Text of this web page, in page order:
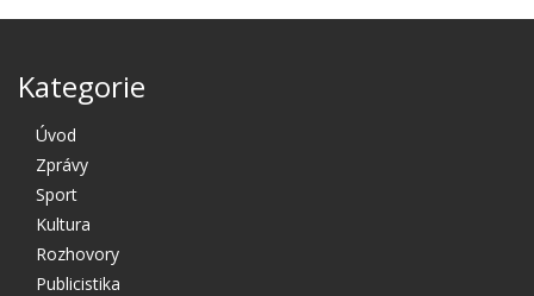
Kategorie
Úvod
Zprávy
Sport
Kultura
Rozhovory
Publicistika